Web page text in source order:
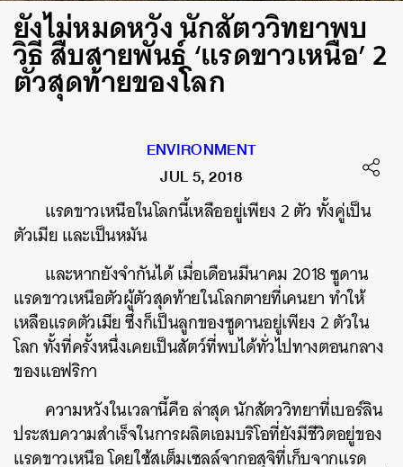
ยังไม่หมดหวัง นักสัตววิทยาพบ
วิธี สืบสายพันธุ์ ‘แรดขาวเหนือ’ 2
ตัวสุดท้ายของโลก
ENVIRONMENT
JUL 5, 2018
แรดขาวเหนือในโลกนี้เหลืออยู่เพียง 2 ตัว ทั้งคู่เป็น
ตัวเมีย และเป็นหมัน
และหากยังจำกันได้ เมื่อเดือนมีนาคม 2018 ซูดาน
แรดขาวเหนือตัวผู้ตัวสุดท้ายในโลกตายที่เคนยา ทำให้
เหลือแรดตัวเมีย ซึ่งก็เป็นลูกของซูดานอยู่เพียง 2 ตัวใน
โลก ทั้งที่ครั้งหนึ่งเคยเป็นสัตว์ที่พบได้ทั่วไปทางตอนกลาง
ของแอฟริกา
ความหวังในเวลานี้คือ ล่าสุด นักสัตววิทยาที่เบอร์ลิน
ประสบความสำเร็จในการผลิตเอมบริโอที่ยังมีชีวิตอยู่ของ
แรดขาวเหนือ โดยใช้สเต็มเซลล์จากอสุจิที่เก็บจากแรด